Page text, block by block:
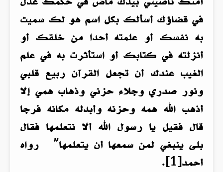
في قضاؤك أسألك بكل اسم هو لك سميت
به نفسك أو علمته أحدا من خلقك أو
أنزلته في كتابك أو استأثرت به في علم
الغيب عندك أن تجعل القرآن ربيع قلبي
ونور صدري وجلاء حزني وذهاب همي إلا
أذهب الله همه وحزنه وأبدله مكانه فرجا
قال فقيل يا رسول الله ألا نتعلمها فقال
بلى ينبغي لمن سمعها أن يتعلمها” رواه
أحمد[1].